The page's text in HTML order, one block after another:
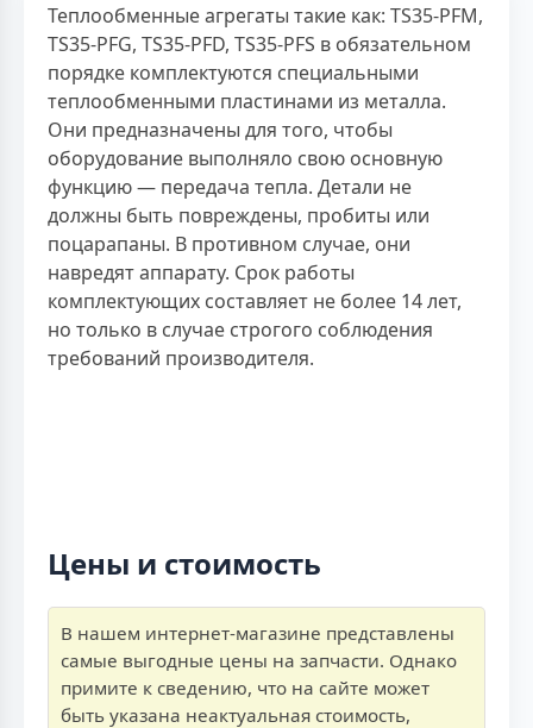
Теплообменные агрегаты такие как: TS35-PFM,
TS35-PFG, TS35-PFD, TS35-PFS в обязательном
порядке комплектуются специальными
теплообменными пластинами из металла.
Они предназначены для того, чтобы
оборудование выполняло свою основную
функцию — передача тепла. Детали не
должны быть повреждены, пробиты или
поцарапаны. В противном случае, они
навредят аппарату. Срок работы
комплектующих составляет не более 14 лет,
но только в случае строгого соблюдения
требований производителя.
Цены и стоимость
В нашем интернет-магазине представлены
самые выгодные цены на запчасти. Однако
примите к сведению, что на сайте может
быть указана неактуальная стоимость,